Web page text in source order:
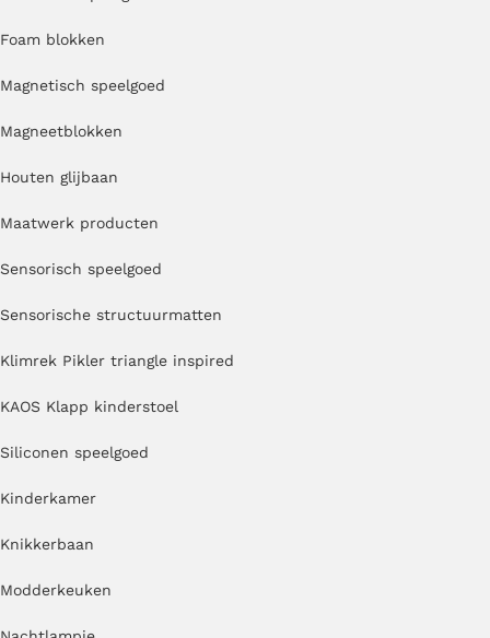
Foam blokken
Magnetisch speelgoed
Magneetblokken
Houten glijbaan
Maatwerk producten
Sensorisch speelgoed
Sensorische structuurmatten
Klimrek Pikler triangle inspired
KAOS Klapp kinderstoel
Siliconen speelgoed
Kinderkamer
Knikkerbaan
Modderkeuken